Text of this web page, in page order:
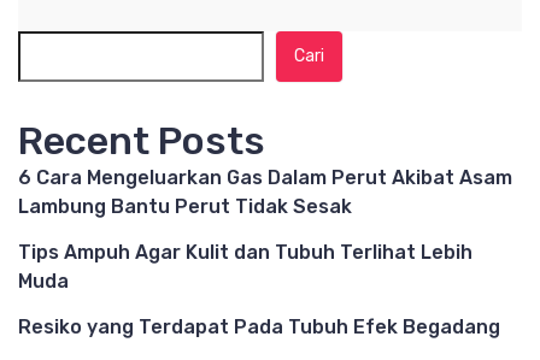
Cari
Recent Posts
6 Cara Mengeluarkan Gas Dalam Perut Akibat Asam
Lambung Bantu Perut Tidak Sesak
Tips Ampuh Agar Kulit dan Tubuh Terlihat Lebih
Muda
Resiko yang Terdapat Pada Tubuh Efek Begadang